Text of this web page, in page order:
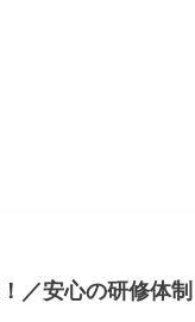
／安心の研修体制